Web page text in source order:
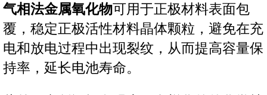
气相法金属氧化物可用于正极材料表面包
覆，稳定正极活性材料晶体颗粒，避免在充
电和放电过程中出现裂纹，从而提高容量保
持率，延长电池寿命。